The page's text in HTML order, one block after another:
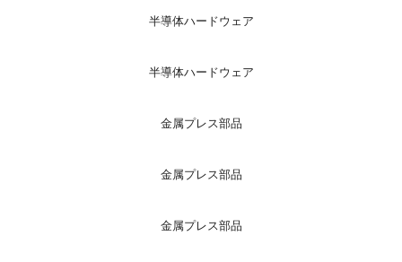
半導体ハードウェア
半導体ハードウェア
金属プレス部品
金属プレス部品
金属プレス部品